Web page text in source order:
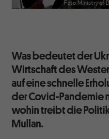
Foto: Ministry of
Was bedeutet der
Wirtschaft des
auf eine schnelle
der Covid-Pandemie
wohin treibt die
Mullan.